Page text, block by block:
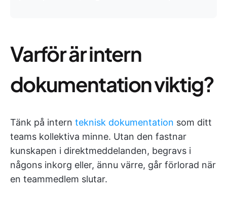
Varför är intern
dokumentation viktig?
Tänk på intern teknisk dokumentation som ditt
teams kollektiva minne. Utan den fastnar
kunskapen i direktmeddelanden, begravs i
någons inkorg eller, ännu värre, går förlorad när
en teammedlem slutar.